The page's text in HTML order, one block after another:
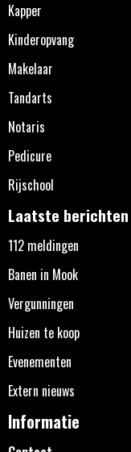
Kapper
Kinderopvang
Makelaar
Tandarts
Notaris
Pedicure
Rijschool
Laatste berichten
112 meldingen
Banen in Mook
Vergunningen
Huizen te koop
Evenementen
Extern nieuws
Informatie